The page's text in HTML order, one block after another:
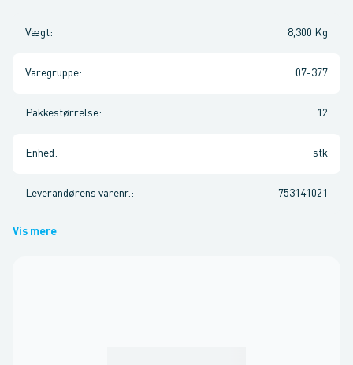
Vægt: 8,300 Kg
Varegruppe: 07-377
Pakkestørrelse: 12
Enhed : stk
Leverandørens varenr. : 753141021
Vis mere